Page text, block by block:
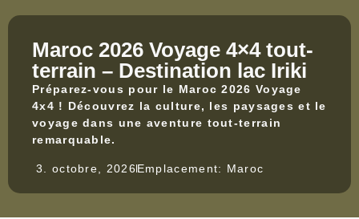
Maroc 2026 Voyage 4×4 tout-
terrain – Destination lac Iriki
Préparez-vous pour le Maroc 2026 Voyage
4x4 ! Découvrez la culture, les paysages et le
voyage dans une aventure tout-terrain
remarquable.
3. octobre, 2026Emplacement: Maroc